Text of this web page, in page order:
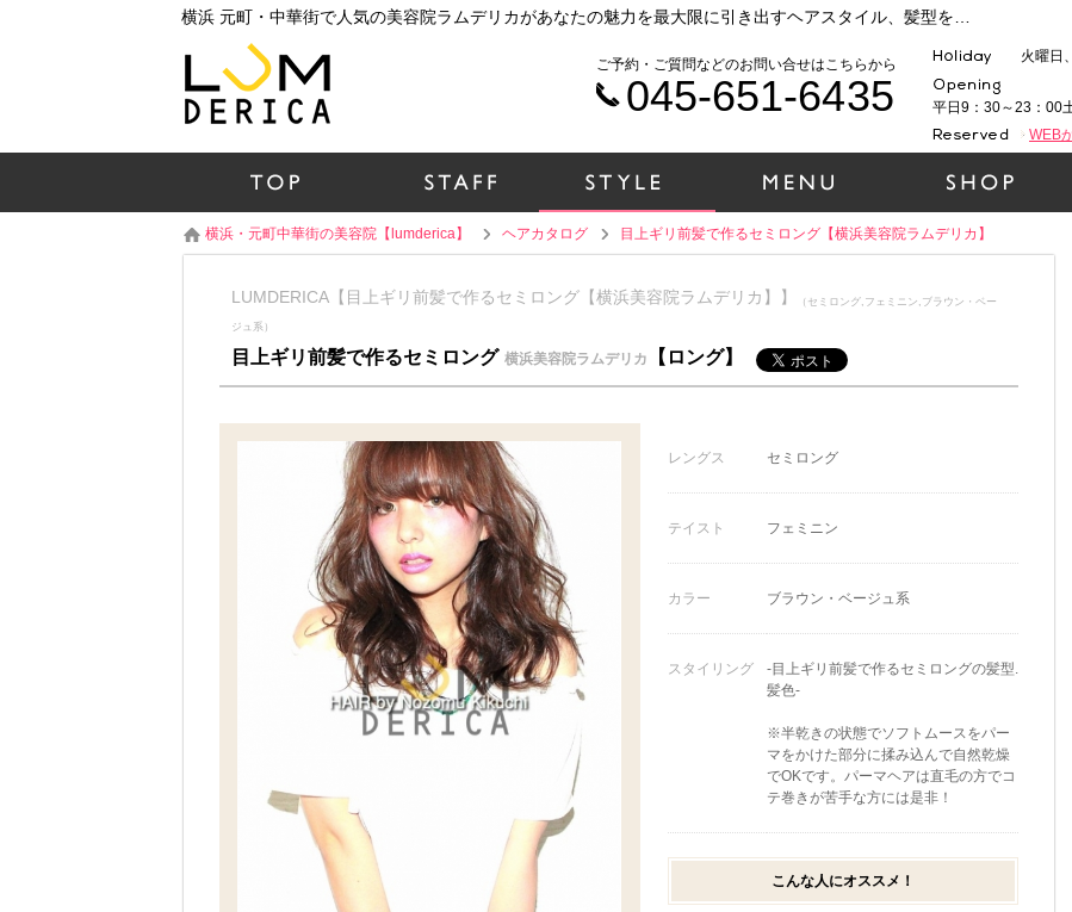
火曜日
平日9：30～23：00
WEB
ご予約・ご質問などのお問い合せはこちらから
045-651-6435
横浜・元町中華街の美容院【lumderica】 ヘアカタログ 目上ギリ前髪で作るセミロング【横浜美容院ラムデリカ】
LUMDERICA【目上ギリ前髪で作るセミロング【横浜美容院ラムデリカ】】 （セミロング,フェミニン,ブラウン・ベー
ジュ系）
目上ギリ前髪で作るセミロング 横浜美容院ラムデリカ 【ロング】
レングス セミロング
テイスト フェミニン
カラー ブラウン・ベージュ系
スタイリング
-目上ギリ前髪で作るセミロングの髪型.
髪色-
※半乾きの状態でソフトムースをパー
マをかけた部分に揉み込んで自然乾燥
でOKです。パーマヘアは直毛の方でコ
テ巻きが苦手な方には是非！
こんな人にオススメ！